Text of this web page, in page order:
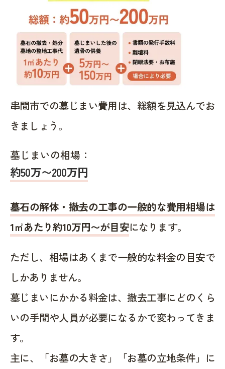
串間市での墓じまい費用は、総額を見込んでお
きましょう。
墓じまいの相場：
約50万〜200万円
墓石の解体・撤去の工事の一般的な費用相場は
1㎡あたり約10万円〜が目安になります。
ただし、相場はあくまで一般的な料金の目安で
しかありません。
墓じまいにかかる料金は、撤去工事にどのくら
いの手間や人員が必要になるかで変わってきま
す。
主に、「お墓の大きさ」「お墓の立地条件」に